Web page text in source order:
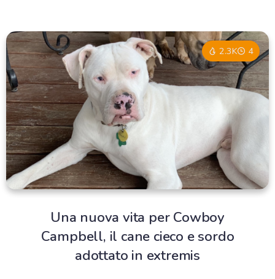
2.3K 4
Una nuova vita per Cowboy
Campbell, il cane cieco e sordo
adottato in extremis